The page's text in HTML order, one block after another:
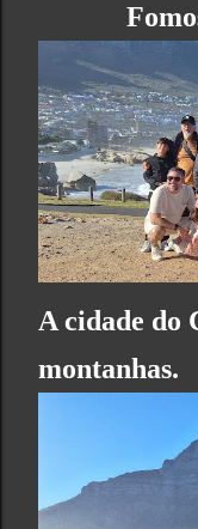
A cidade do
montanhas.